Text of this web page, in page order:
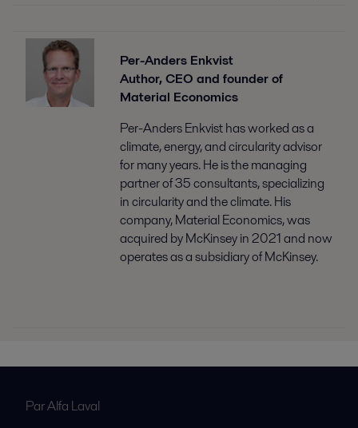
Per-Anders Enkvist
Author, CEO and founder ​of
Material Economics​
Per-Anders Enkvist has worked as a
climate, energy, and circularity advisor
for many years. He is the managing
partner of 35 consultants, specializing
in circularity and the climate. His
company, Material Economics, was
acquired by McKinsey in 2021 and now
operates as a subsidiary of McKinsey.
Par Alfa Laval